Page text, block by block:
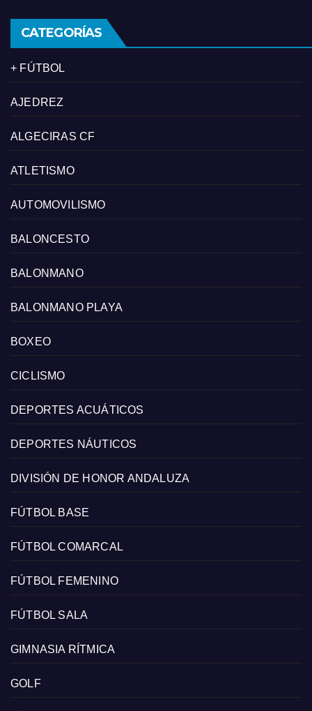
CATEGORÍAS
+ FÚTBOL
AJEDREZ
ALGECIRAS CF
ATLETISMO
AUTOMOVILISMO
BALONCESTO
BALONMANO
BALONMANO PLAYA
BOXEO
CICLISMO
DEPORTES ACUÁTICOS
DEPORTES NÁUTICOS
DIVISIÓN DE HONOR ANDALUZA
FÚTBOL BASE
FÚTBOL COMARCAL
FÚTBOL FEMENINO
FÚTBOL SALA
GIMNASIA RÍTMICA
GOLF